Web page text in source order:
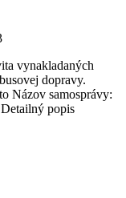
vynakladaných
dopravy.
Názov samosprávy:
popis